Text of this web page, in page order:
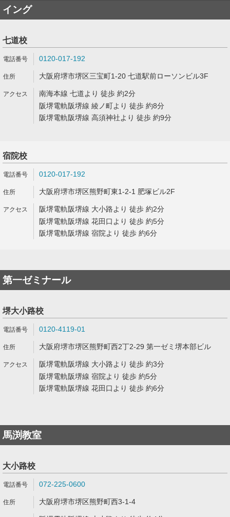
イング
七道校
0120-017-192
大阪府堺市堺区三宝町1-20 七道駅前ローソンビル3F
南海本線 七道より 徒歩 約2分
阪堺電軌阪堺線 綾ノ町より 徒歩 約8分
阪堺電軌阪堺線 高須神社より 徒歩 約9分
宿院校
0120-017-192
大阪府堺市堺区熊野町東1-2-1 肥塚ビル2F
阪堺電軌阪堺線 大小路より 徒歩 約2分
阪堺電軌阪堺線 花田口より 徒歩 約5分
阪堺電軌阪堺線 宿院より 徒歩 約6分
第一ゼミナール
堺大小路校
0120-4119-01
大阪府堺市堺区熊野町西2丁2-29 第一ゼミ堺本部ビル
阪堺電軌阪堺線 大小路より 徒歩 約3分
阪堺電軌阪堺線 宿院より 徒歩 約5分
阪堺電軌阪堺線 花田口より 徒歩 約6分
馬渕教室
大小路校
072-225-0600
大阪府堺市堺区熊野町西3-1-4